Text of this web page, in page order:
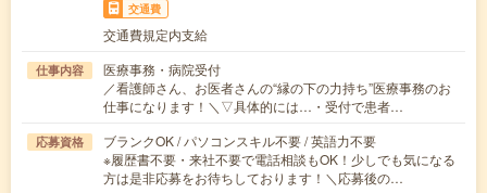
交通費
交通費規定内支給
仕事内容
医療事務・病院受付
／看護師さん、お医者さんの“縁の下の力持ち”医療事務のお
仕事になります！＼▽具体的には…・受付で患者…
応募資格
ブランクOK / パソコンスキル不要 / 英語力不要
※履歴書不要・来社不要で電話相談もOK！少しでも気になる
方は是非応募をお待ちしております！＼応募後の…